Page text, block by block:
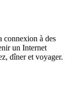
connexion à des
un Internet
dîner et voyager.